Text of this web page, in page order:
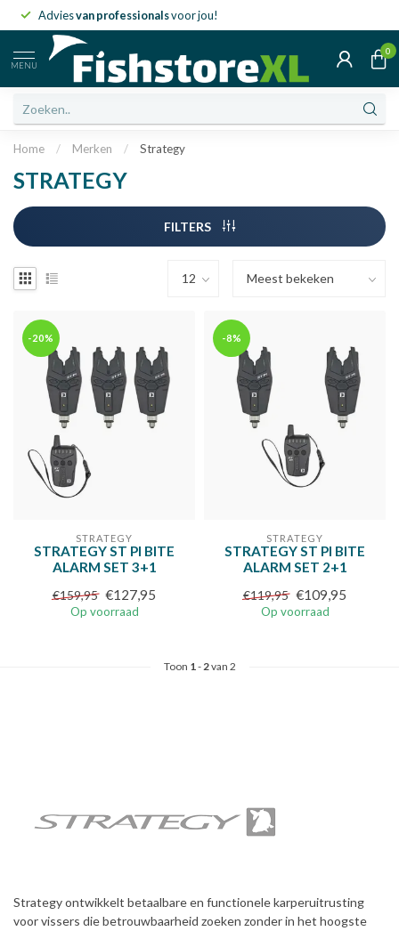
Adviesvan professionalsvoor jou!
MENU
0
Home / Merken / Strategy
STRATEGY
FILTERS
-20%
STRATEGY
STRATEGY ST PI BITE
ALARM SET 3+1
€159,95 €127,95
Op voorraad
-8%
STRATEGY
STRATEGY ST PI BITE
ALARM SET 2+1
€119,95 €109,95
Op voorraad
Toon 1-2van 2
Strategy ontwikkelt betaalbare en functionele karperuitrusting
voor vissers die betrouwbaarheid zoeken zonder in het hoogste